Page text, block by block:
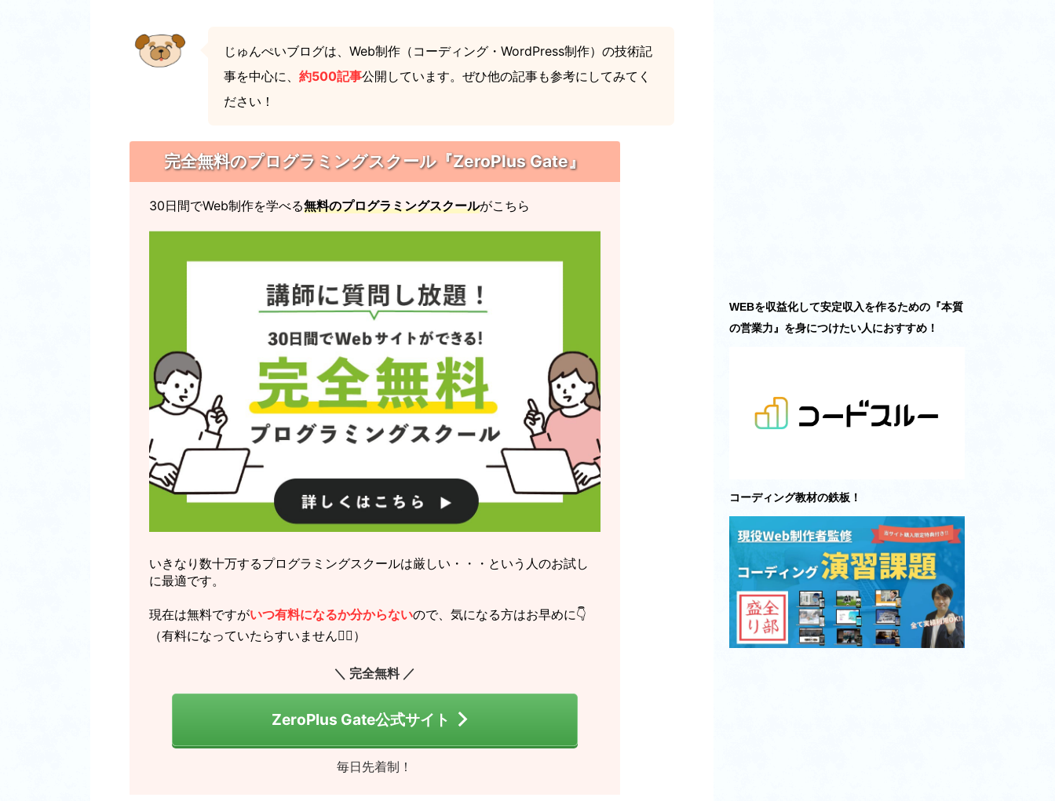
じゅんぺいブログは、Web制作（コーディング・WordPress制作）の技術記
事を中心に、 約500記事公開しています。ぜひ他の記事も参考にしてみてく
ださい！
完全無料のプログラミングスクール『ZeroPlus Gate』
30日間でWeb制作を学べる無料のプログラミングスクールがこちら
いきなり数十万するプログラミングスクールは厳しい・・・という人のお試し
に最適です。
現在は無料ですがいつ有料になるか分からないので、気になる方はお早めに👇
（有料になっていたらすいません🙇‍♂️）
＼ 完全無料 ／
ZeroPlus Gate公式サイト
毎日先着制！
WEBを収益化して安定収入を作るための『本質
の営業力』を身につけたい人におすすめ！
コーディング教材の鉄板！